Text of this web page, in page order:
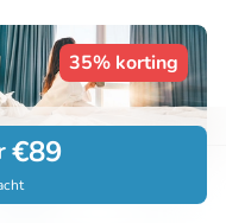
€89
35% korting